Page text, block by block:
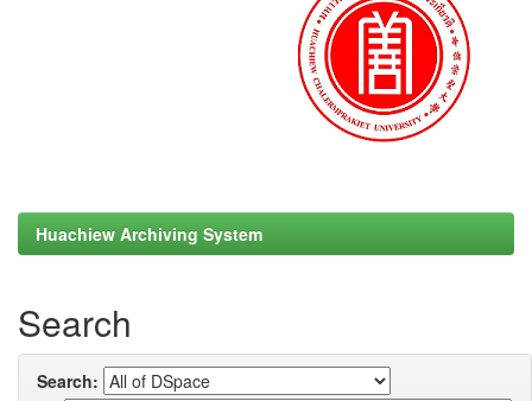
Huachiew Archiving System
Search
Search: